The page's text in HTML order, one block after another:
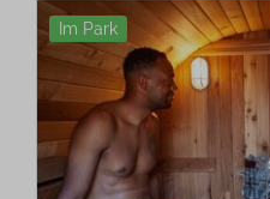
Im Park